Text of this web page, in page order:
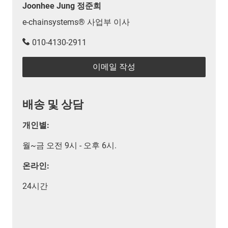
Joonhee Jung 정준희
e-chainsystems® 사업부 이사
010-4130-2911
이메일 작성
배송 및 상담
개인별:
월~금 오전 9시 - 오후 6시.
온라인:
24시간